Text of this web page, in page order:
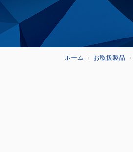
ホーム お取扱製品